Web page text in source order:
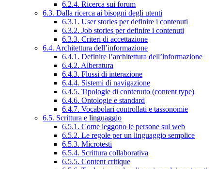
6.2.4. Ricerca sui forum
6.3. Dalla ricerca ai bisogni degli utenti
6.3.1. User stories per definire i contenuti
6.3.2. Job stories per definire i contenuti
6.3.3. Criteri di accettazione
6.4. Architettura dell’informazione
6.4.1. Definire l’architettura dell’informazione
6.4.2. Alberatura
6.4.3. Flussi di interazione
6.4.4. Sistemi di navigazione
6.4.5. Tipologie di contenuto (content type)
6.4.6. Ontologie e standard
6.4.7. Vocabolari controllati e tassonomie
6.5. Scrittura e linguaggio
6.5.1. Come leggono le persone sul web
6.5.2. Le regole per un linguaggio semplice
6.5.3. Microtesti
6.5.4. Scrittura collaborativa
6.5.5. Content critique